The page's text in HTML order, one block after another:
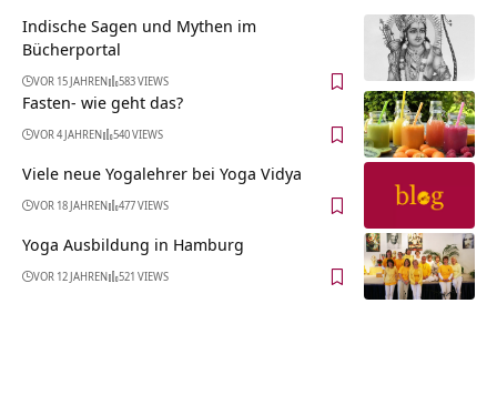
Indische Sagen und Mythen im
Bücherportal
VOR 15 JAHREN 583 VIEWS
Fasten- wie geht das?
VOR 4 JAHREN 540 VIEWS
Viele neue Yogalehrer bei Yoga Vidya
VOR 18 JAHREN 477 VIEWS
Yoga Ausbildung in Hamburg
VOR 12 JAHREN 521 VIEWS